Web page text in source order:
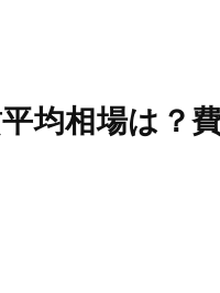
均相場は？